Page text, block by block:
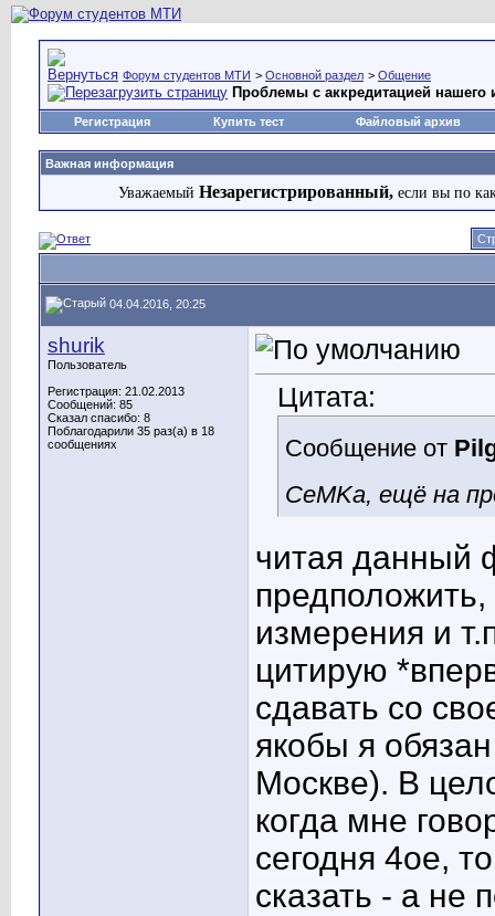
Форум студентов МТИ > Основной раздел > Общение
Проблемы с аккредитацией нашего
Регистрация Купить тест Файловый архив
Важная информация
Уважаемый Незарегистрированный, если вы по
04.04.2016, 20:25
shurik
Пользователь
Регистрация: 21.02.2013
Сообщений: 85
Сказал спасибо: 8
Поблагодарили 35 раз(а) в 18
сообщениях
Цитата:
Сообщение от
CeMKa, ещё на
читая данный
измерения и
цитирую
сдавать со
якобы я
Москве). В
когда мне
сегодня 4ое,
сказать - а не